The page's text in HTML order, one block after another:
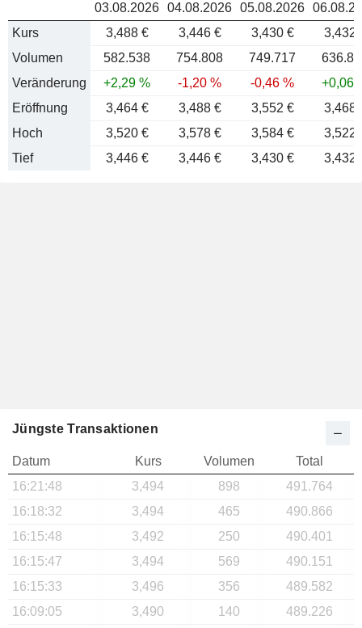
03.08.2026 04.08.2026 05.08.2026
Kurs
3,488 € 3,446 € 3,430 €
3,432
Volumen
582.538 754.808 749.717
Veränderung
+2,29 % -1,20 % -0,46 %
+0,06
Eröffnung
3,464 € 3,488 € 3,552 €
3,468
Hoch
3,520 € 3,578 € 3,584 €
3,522
Tief
3,446 € 3,446 € 3,430 € 3,432
Jüngste Transaktionen
Datum Kurs Volumen
Total
16:21:48
3,494 898
491.764
16:18:32
3,494 465
490.866
16:15:48
3,492 250
490.401
16:15:47
3,494 569
490.151
16:15:33
3,496 356
489.582
16:09:05
3,490 140
489.226